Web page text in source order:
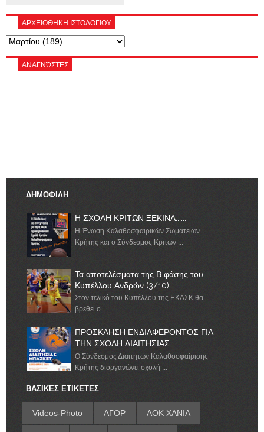
ΑΡΧΕΙΟΘΗΚΗ ΙΣΤΟΛΟΓΙΟΥ
ΑΝΑΓΝΏΣΤΕΣ
ΔΗΜΟΦΙΛΗ
Η ΣΧΟΛΗ ΚΡΙΤΩΝ ΞΕΚΙΝΑ.......
Η Ένωση Καλαθοσφαιρικών Σωματείων
Κρήτης και ο Σύνδεσμος Κριτών ...
Τα αποτελέσματα της Β φάσης του
Κυπέλλου Ανδρών (3/10)
Στον τελικό του Κυπέλλου της ΕΚΑΣΚ θα
βρεθεί ο ...
ΠΡΟΣΚΛΗΣΗ ΕΝΔΙΑΦΕΡΟΝΤΟΣ ΓΙΑ
ΤΗΝ ΣΧΟΛΗ ΔΙΑΙΤΗΣΙΑΣ
Ο Σύνδεσμος Διαιτητών Καλαθοσφαίρισης
Κρήτης διοργανώνει σχολή ...
ΒΑΣΙΚΕΣ ΕΤΙΚΕΤΕΣ
Videos-Photo ΑΓΟΡ ΑΟΚ ΧΑΝΙΑ